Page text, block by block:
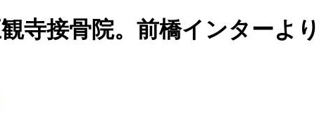
寺接骨院。前橋インターより